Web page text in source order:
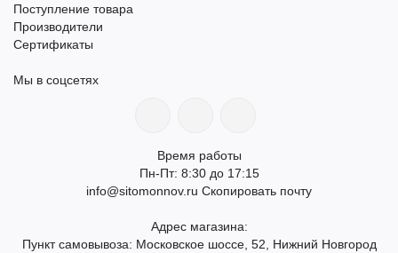
Поступление товара
Производители
Сертификаты
Мы в соцсетях
Время работы
Пн-Пт: 8:30 до 17:15
info@sitomonnov.ru Скопировать почту
Адрес магазина:
Пункт самовывоза: Московское шоссе, 52, Нижний Новгород